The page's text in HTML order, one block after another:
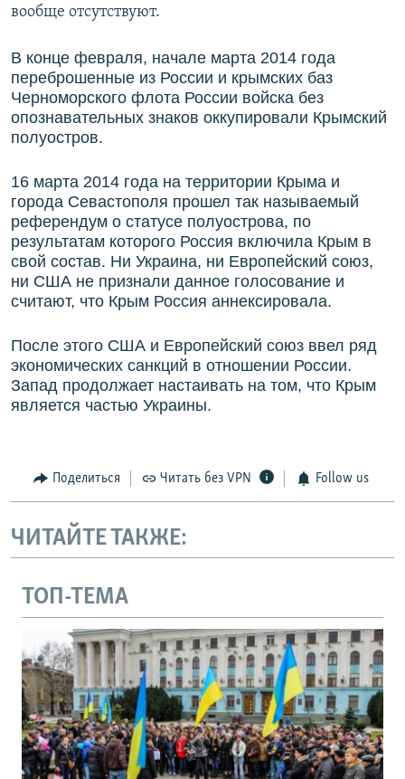
вообще отсутствуют.
В конце февраля, начале марта 2014 года
переброшенные из России и крымских баз
Черноморского флота России войска без
опознавательных знаков оккупировали Крымский
полуостров.
16 марта 2014 года на территории Крыма и
города Севастополя прошел так называемый
референдум о статусе полуострова, по
результатам которого Россия включила Крым в
свой состав. Ни Украина, ни Европейский союз,
ни США не признали данное голосование и
считают, что Крым Россия аннексировала.
После этого США и Европейский союз ввел ряд
экономических санкций в отношении России.
Запад продолжает настаивать на том, что Крым
является частью Украины.
Поделиться Читать без VPN Follow us
ЧИТАЙТЕ ТАКЖЕ:
ТОП-ТЕМА